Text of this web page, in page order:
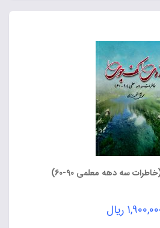
سه دهه معلمی 90-60)
ریال